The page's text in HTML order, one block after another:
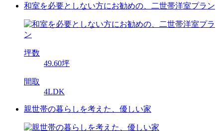
和室を必要としない方にお勧めの、二世帯洋室プラン
坪数
49.60坪
間取
4LDK
親世帯の暮らしを考えた、優しい家